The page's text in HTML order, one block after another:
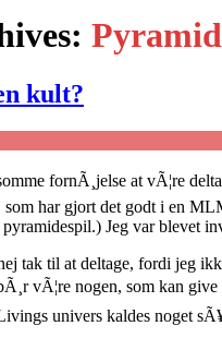
kult?
fornÃ¸jelse at vÃ¦re
har gjort det godt i en
Jeg var blevet
tak til at deltage, fordi jeg
vÃ¦re nogen, som kan
univers kaldes noget